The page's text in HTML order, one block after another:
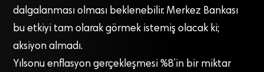
dalgalanması olması beklenebilir. Merkez Bankası
bu etkiyi tam olarak görmek istemiş olacak ki;
aksiyon almadı.
Yılsonu enflasyon gerçekleşmesi %8’in bir miktar